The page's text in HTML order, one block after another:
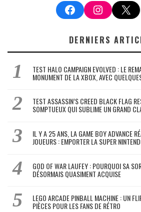
FacebookInstagram
X
DERNIERS
TEST HALO CAMPAIGN EVOLVED : LE
MONUMENT DE LA XBOX, AVEC
TEST ASSASSIN’S CREED BLACK FLAG
SOMPTUEUX QUI SUBLIME UN GRAND
IL Y A 25 ANS, LA GAME BOY ADVANCE
JOUEURS : EMPORTER LA SUPER
GOD OF WAR LAUFEY : POURQUOI SA
DÉSORMAIS QUASIMENT ACQUISE
LEGO ARCADE PINBALL MACHINE : UN
PIÈCES POUR LES FANS DE RÉTRO